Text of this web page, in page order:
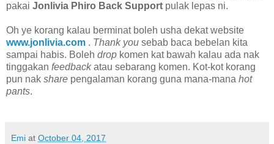
pakai Jonlivia Phiro Back Support pulak lepas ni.
Oh ye korang kalau berminat boleh usha dekat website
www.jonlivia.com . Thank you sebab baca bebelan kita
sampai habis. Boleh drop komen kat bawah kalau ada nak
tinggakan feedbackatau sebarang komen. Kot-kot korang
pun nak share pengalaman korang guna mana-mana hot
pants.
Emi at October 04, 2017